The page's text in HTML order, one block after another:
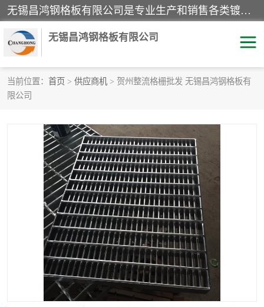
无锡昌鸿钢格板有限公司是专业生产和销售各类镀锌钢格板、镀锌钢格栅、不锈钢钢格及其相关产品的现代化企业。公司产品广泛运用于石油、化工、港口、电力、运输、造纸、医药、钢铁、食品、市政、房地产、制造业等各个领域。
无锡昌鸿钢格板有限公司
当前位置： 首页 > 供应商机 > 贺州整流格栅批发 无锡昌鸿钢格板有
限公司
镀锌钢格板
踏步板 水沟盖板
钢格栅
齿形钢格板 钢格板
热镀锌钢格板 复合钢格板
钢格栅踏步板 插接钢格板
整流格栅